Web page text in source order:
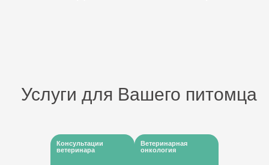
Услуги для Вашего питомца
Консультации
ветеринара
Ветеринарная
онкология